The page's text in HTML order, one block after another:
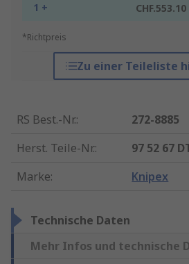
1 + CHF.553.10
*Richtpreis
Zu einer Teileliste
RS Best.-Nr.:
272-8885
Herst. Teile-Nr.:
97 52 67
Marke: Knipex
Technische Daten
Mehr Infos und technische